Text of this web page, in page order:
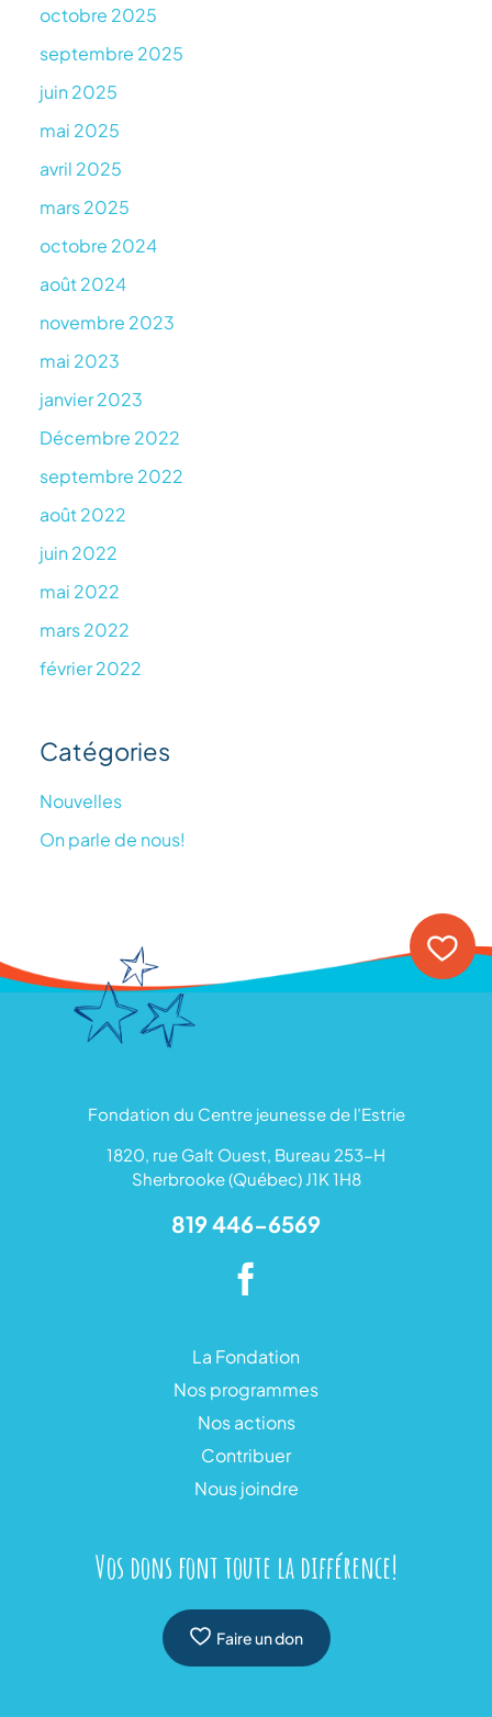
octobre 2025
septembre 2025
juin 2025
mai 2025
avril 2025
mars 2025
octobre 2024
août 2024
novembre 2023
mai 2023
janvier 2023
Décembre 2022
septembre 2022
août 2022
juin 2022
mai 2022
mars 2022
février 2022
Catégories
Nouvelles
On parle de nous!
Fondation du Centre jeunesse de l’Estrie
1820, rue Galt Ouest, Bureau 253-H
Sherbrooke (Québec) J1K 1H8
819 446-6569
La Fondation
Nos programmes
Nos actions
Contribuer
Nous joindre
Vos dons font toute la différence!
Faire un don